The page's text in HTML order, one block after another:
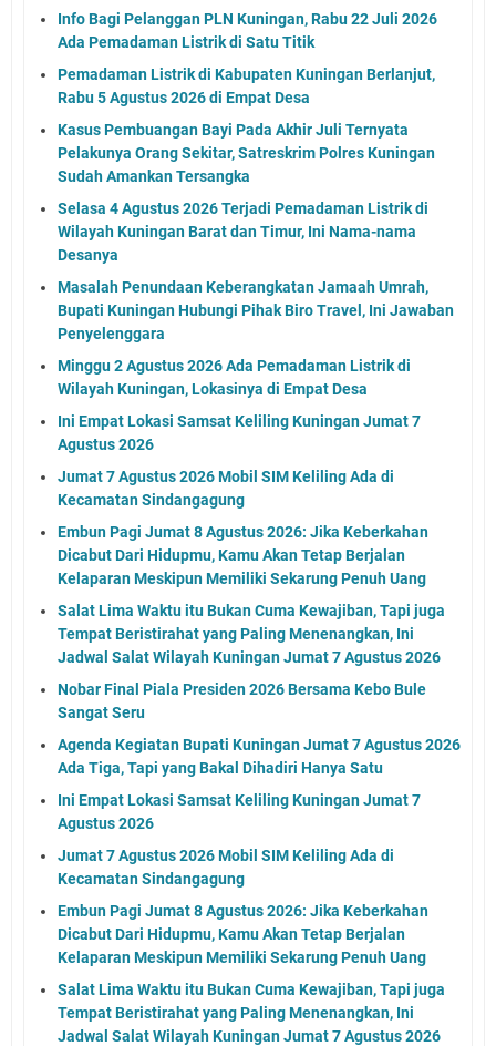
Info Bagi Pelanggan PLN Kuningan, Rabu 22 Juli 2026
Ada Pemadaman Listrik di Satu Titik
Pemadaman Listrik di Kabupaten Kuningan Berlanjut,
Rabu 5 Agustus 2026 di Empat Desa
Kasus Pembuangan Bayi Pada Akhir Juli Ternyata
Pelakunya Orang Sekitar, Satreskrim Polres Kuningan
Sudah Amankan Tersangka
Selasa 4 Agustus 2026 Terjadi Pemadaman Listrik di
Wilayah Kuningan Barat dan Timur, Ini Nama-nama
Desanya
Masalah Penundaan Keberangkatan Jamaah Umrah,
Bupati Kuningan Hubungi Pihak Biro Travel, Ini Jawaban
Penyelenggara
Minggu 2 Agustus 2026 Ada Pemadaman Listrik di
Wilayah Kuningan, Lokasinya di Empat Desa
Ini Empat Lokasi Samsat Keliling Kuningan Jumat 7
Agustus 2026
Jumat 7 Agustus 2026 Mobil SIM Keliling Ada di
Kecamatan Sindangagung
Embun Pagi Jumat 8 Agustus 2026: Jika Keberkahan
Dicabut Dari Hidupmu, Kamu Akan Tetap Berjalan
Kelaparan Meskipun Memiliki Sekarung Penuh Uang
Salat Lima Waktu itu Bukan Cuma Kewajiban, Tapi juga
Tempat Beristirahat yang Paling Menenangkan, Ini
Jadwal Salat Wilayah Kuningan Jumat 7 Agustus 2026
Nobar Final Piala Presiden 2026 Bersama Kebo Bule
Sangat Seru
Agenda Kegiatan Bupati Kuningan Jumat 7 Agustus 2026
Ada Tiga, Tapi yang Bakal Dihadiri Hanya Satu
Ini Empat Lokasi Samsat Keliling Kuningan Jumat 7
Agustus 2026
Jumat 7 Agustus 2026 Mobil SIM Keliling Ada di
Kecamatan Sindangagung
Embun Pagi Jumat 8 Agustus 2026: Jika Keberkahan
Dicabut Dari Hidupmu, Kamu Akan Tetap Berjalan
Kelaparan Meskipun Memiliki Sekarung Penuh Uang
Salat Lima Waktu itu Bukan Cuma Kewajiban, Tapi juga
Tempat Beristirahat yang Paling Menenangkan, Ini
Jadwal Salat Wilayah Kuningan Jumat 7 Agustus 2026